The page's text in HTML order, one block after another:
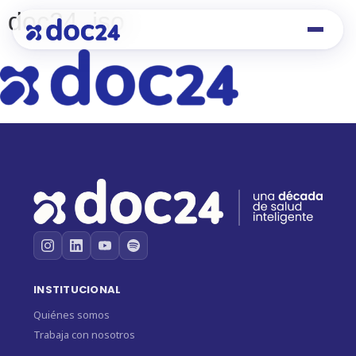
doc24_iso
INSTITUCIONAL
Quiénes somos
Trabaja con nosotros